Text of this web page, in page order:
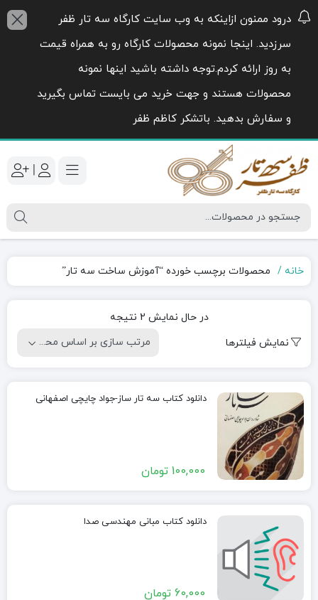
درود ممنون ازاینکه به وب سایت کارگاه سه تار ظفر
سرزدید. اینجا نمونه محصولات کارگاه رو به همراه قیمت
به روز ارائه کردم.توجه داشته باشید اینها نمونه
محصولات هستند و جهت خرید می بایست تماس بگیرید
و سفارش بدهید. باتشکر کاظم ظفر
|
خانه محصولات برچسب خورده “آموزش ساخت سه تار”
در حال نمایش 2 نتیجه
popularity
نمایش فیلترها
دانلود کتاب سه تار ساز-جواد چایچی اصفهانی
100,000 تومان
دانلود کتاب مبانی مهندسی صدا
60,000 تومان